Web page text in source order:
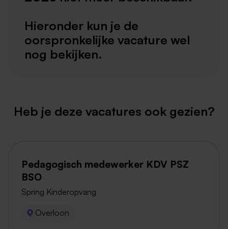
Hieronder kun je de
oorspronkelijke vacature wel
nog bekijken.
Heb je deze vacatures ook gezien?
Pedagogisch medewerker KDV PSZ
BSO
Spring Kinderopvang
Overloon